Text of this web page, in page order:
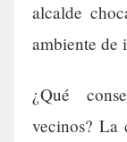
alcalde
ambiente de
¿Qué
vecinos? La